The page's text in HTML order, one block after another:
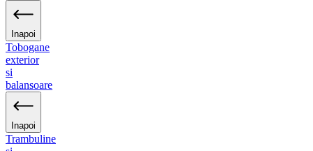
Inapoi
Tobogane
exterior
si
balansoare
Inapoi
Trambuline